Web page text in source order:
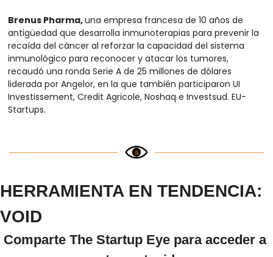
Brenus Pharma, una empresa francesa de 10 años de
antigüedad que desarrolla inmunoterapias para prevenir la
recaída del cáncer al reforzar la capacidad del sistema
inmunológico para reconocer y atacar los tumores,
recaudó una ronda Serie A de 25 millones de dólares
liderada por Angelor, en la que también participaron UI
Investissement, Credit Agricole, Noshaq e Investsud. EU-
Startups.
HERRAMIENTA EN TENDENCIA:
VOID
Comparte The Startup Eye para acceder a